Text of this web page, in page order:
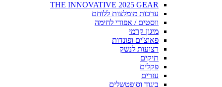
THE INNOVATIVE 2025 GEAR
ערכות מומלצות ללוחם
ווסטים / אפודי לחימה
מיגון קרמי
פאוצ'ים ופונדות
רצועות לנשק
תיקים
פקלים
עזרים
ביגוד וסופטשלים